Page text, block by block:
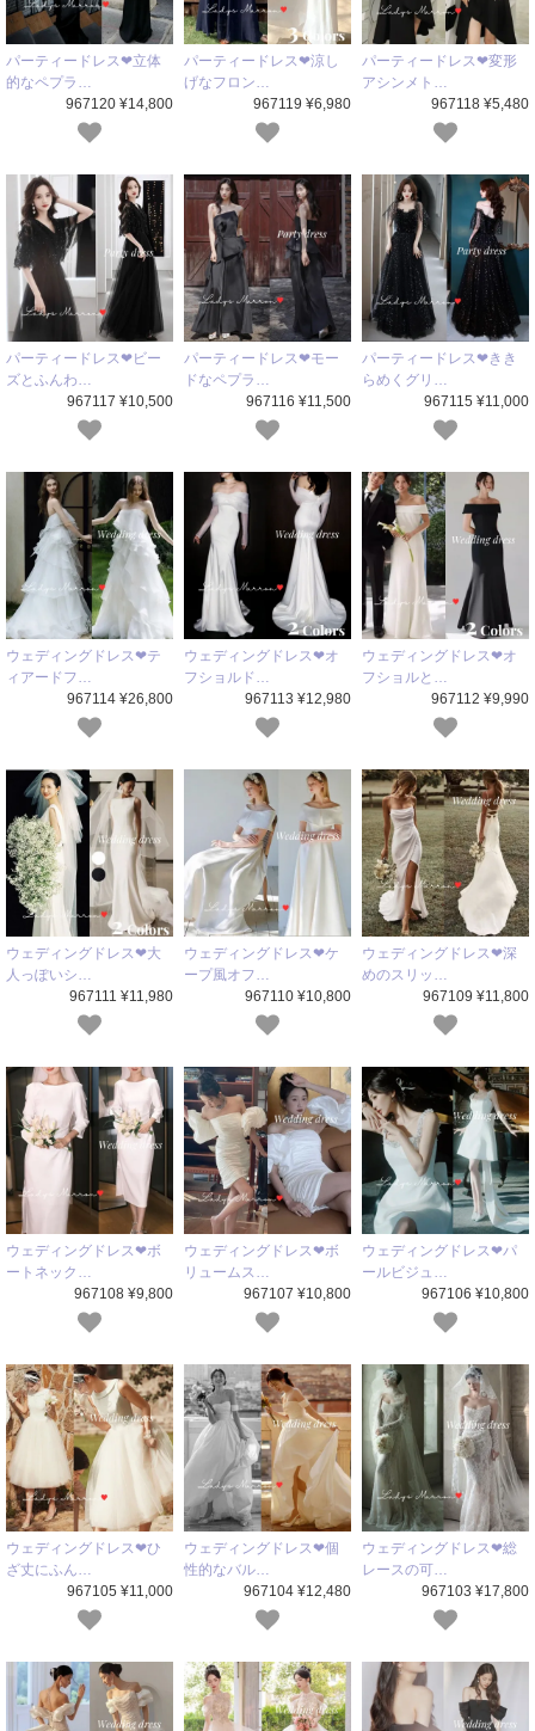
パーティードレス❤立体
的なペプラ…
967120 ¥14,800
パーティードレス❤涼し
げなフロン…
967119 ¥6,980
パーティードレス❤変形
アシンメト…
967118 ¥5,480
パーティードレス❤ビー
ズとふんわ…
967117 ¥10,500
パーティードレス❤モー
ドなペプラ…
967116 ¥11,500
パーティードレス❤きき
らめくグリ…
967115 ¥11,000
ウェディングドレス❤テ
ィアードフ…
967114 ¥26,800
ウェディングドレス❤オ
フショルド…
967113 ¥12,980
ウェディングドレス❤オ
フショルと…
967112 ¥9,990
ウェディングドレス❤大
人っぽいシ…
967111 ¥11,980
ウェディングドレス❤ケ
ープ風オフ…
967110 ¥10,800
ウェディングドレス❤深
めのスリッ…
967109 ¥11,800
ウェディングドレス❤ボ
ートネック…
967108 ¥9,800
ウェディングドレス❤ボ
リュームス…
967107 ¥10,800
ウェディングドレス❤パ
ールビジュ…
967106 ¥10,800
ウェディングドレス❤ひ
ざ丈にふん…
967105 ¥11,000
ウェディングドレス❤個
性的なバル…
967104 ¥12,480
ウェディングドレス❤総
レースの可…
967103 ¥17,800